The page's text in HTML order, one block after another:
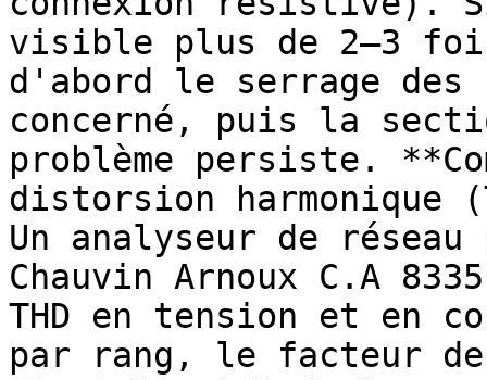
visible plus de 2–3
d'abord le serrage
concerné, puis la
problème persiste.
distorsion harmonique
Un analyseur de
Chauvin Arnoux C.A
THD en tension et en
par rang, le facteur